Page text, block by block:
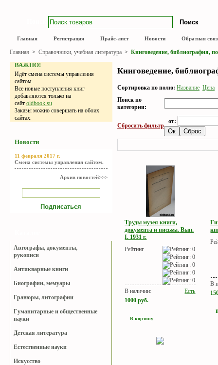
Главная Регистрация Прайс-лист Новости Обратная
Главная > Справочники, учебная литература > Книговедение, библиография,
ВАЖНО!
Идёт смена системы управления
сайтом.
Все новые поступления книг
добавляются только на
сайт oldbook.su
Заказы можно совершать на обоих
сайтах.
Новости
11 февраля 2017 г.
Смена системы управления сайтом.
Архив новостей>>>
Автографы, документы,
рукописи
Антикварные книги
Биографии, мемуары
Гравюры, литографии
Гуманитарные и общественные
науки
Детская литература
Естественные науки
Искусство
Книговедение,
Сортировка по полю: Название Цена
Поиск по
категории:
Сбросить фильтр
от:
Труды музея книги,
документа и письма. Вып.
I. 1931 г.
Рейтинг
В наличии:
Есть
1000руб.
В корзину
В